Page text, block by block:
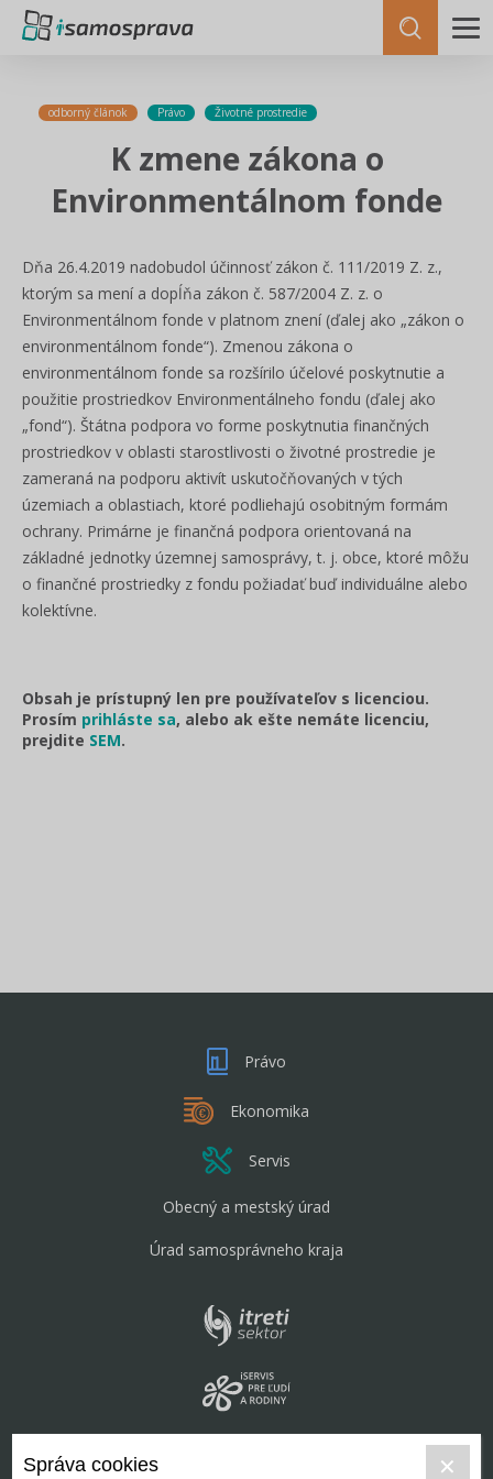
odborný článok Právo Životné prostredie
K zmene zákona o
Environmentálnom fonde
Dňa 26.4.2019 nadobudol účinnosť zákon č. 111/2019 Z. z.,
ktorým sa mení a dopĺňa zákon č. 587/2004 Z. z. o
Environmentálnom fonde v platnom znení (ďalej ako „zákon o
environmentálnom fonde“). Zmenou zákona o
environmentálnom fonde sa rozšírilo účelové poskytnutie a
použitie prostriedkov Environmentálneho fondu (ďalej ako
„fond“). Štátna podpora vo forme poskytnutia finančných
prostriedkov v oblasti starostlivosti o životné prostredie je
zameraná na podporu aktivít uskutočňovaných v tých
územiach a oblastiach, ktoré podliehajú osobitným formám
ochrany. Primárne je finančná podpora orientovaná na
základné jednotky územnej samosprávy, t. j. obce, ktoré môžu
o finančné prostriedky z fondu požiadať buď individuálne alebo
kolektívne.
Obsah je prístupný len pre používateľov s licenciou.
Prosím prihláste sa, alebo ak ešte nemáte licenciu,
prejdite SEM.
Právo
Ekonomika
Servis
Obecný a mestský úrad
Úrad samosprávneho kraja
Správa cookies